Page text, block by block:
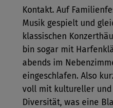
Kontakt. Auf
Musik gespielt und
klassischen
bin sogar mit
abends im
eingeschlafen. Also
voll mit kultureller
Diversität, was eine